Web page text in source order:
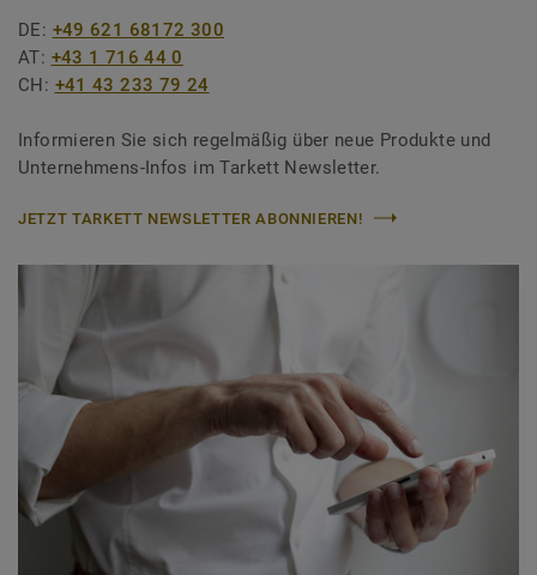
DE: +49 621 68172 300
AT: +43 1 716 44 0
CH: +41 43 233 79 24
Informieren Sie sich regelmäßig über neue Produkte und
Unternehmens-Infos im Tarkett Newsletter.
JETZT TARKETT NEWSLETTER ABONNIEREN!